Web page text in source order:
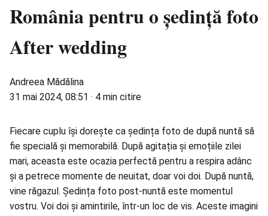
România pentru o ședință foto
After wedding
Andreea Mădălina
31 mai 2024, 08:51 · 4 min citire
Fiecare cuplu își dorește ca ședința foto de după nuntă să
fie specială și memorabilă. După agitația și emoțiile zilei
mari, aceasta este ocazia perfectă pentru a respira adânc
și a petrece momente de neuitat, doar voi doi. După nuntă,
vine răgazul. Ședința foto post-nuntă este momentul
vostru. Voi doi și amintirile, într-un loc de vis. Aceste imagini